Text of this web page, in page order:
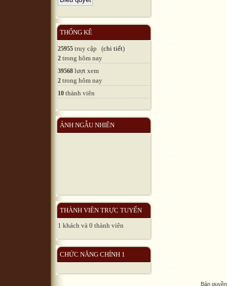
THỐNG KÊ
25955 truy cập (chi tiết)
2 trong hôm nay
39568 lượt xem
2 trong hôm nay
10 thành viên
ẢNH NGẪU NHIÊN
THÀNH VIÊN TRỰC TUYẾN
1 khách và 0 thành viên
CHỨC NĂNG CHÍNH 1
Bản